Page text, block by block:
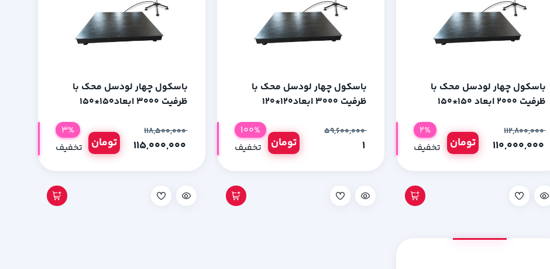
باسکول چهار لودسل محک با
ظرفیت 2000 ابعاد 150*150
۱۱۲,۸۰۰,۰۰۰
تومان
2%
تخفیف
باسکول چهار لودسل محک با
ظرفیت 3000 ابعاد120*120
۵۹,۶۰۰,۰۰۰
تومان
100%
تخفیف
باسکول چهار لودسل محک با
ظرفیت 3000 ابعاد150*150
۱۱۸,۵۰۰,۰۰۰
تومان
3%
تخفیف